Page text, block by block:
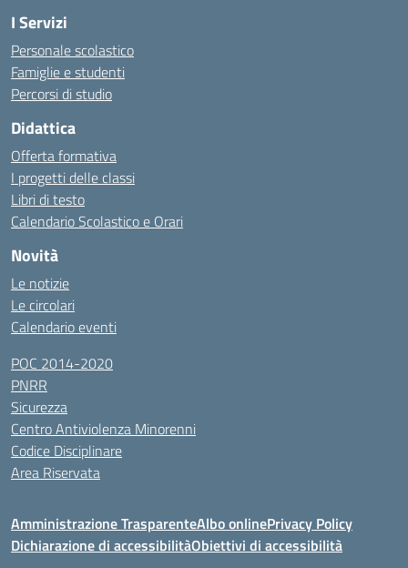
I Servizi
Personale scolastico
Famiglie e studenti
Percorsi di studio
Didattica
Offerta formativa
I progetti delle classi
Libri di testo
Calendario Scolastico e Orari
Novità
Le notizie
Le circolari
Calendario eventi
POC 2014-2020
PNRR
Sicurezza
Centro Antiviolenza Minorenni
Codice Disciplinare
Area Riservata
Amministrazione TrasparenteAlbo onlinePrivacy Policy
Dichiarazione di accessibilitàObiettivi di accessibilità